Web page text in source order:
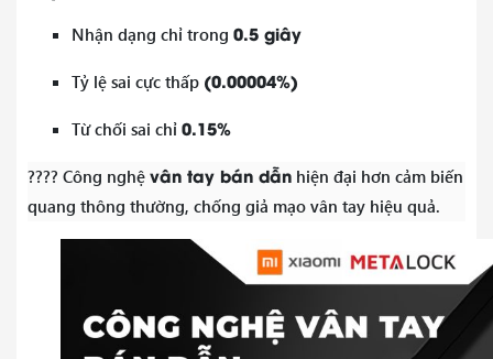
Nhận dạng chỉ trong 0.5 giây
Tỷ lệ sai cực thấp (0.00004%)
Từ chối sai chỉ 0.15%
???? Công nghệ vân tay bán dẫn hiện đại hơn cảm biến
quang thông thường, chống giả mạo vân tay hiệu quả.